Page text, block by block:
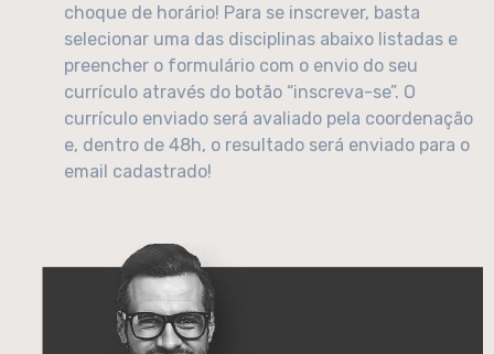
choque de horário! Para se inscrever, basta
selecionar uma das disciplinas abaixo listadas e
preencher o formulário com o envio do seu
currículo através do botão “inscreva-se”. O
currículo enviado será avaliado pela coordenação
e, dentro de 48h, o resultado será enviado para o
email cadastrado!